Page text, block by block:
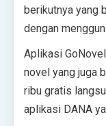
berikutnya yang
dengan
Aplikasi
novel yang juga
ribu gratis
aplikasi DANA